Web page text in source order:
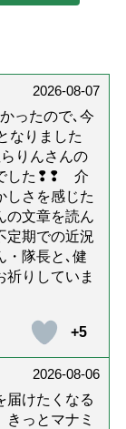
2026-08-07
ったので､今
なりました
りんさんの
でした❢❢ 介
しさを感じた
の文章を読ん
定期での近況
・隊長と､健
祈りしていま
+5
2026-08-06
届けたくなる
っとマナミ